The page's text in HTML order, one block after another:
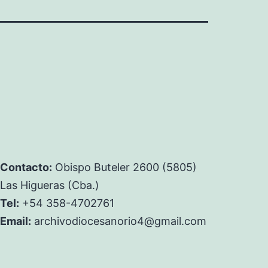
Contacto: Obispo Buteler 2600 (5805)
Las Higueras (Cba.)
Tel: +54 358-4702761
Email: archivodiocesanorio4@gmail.com